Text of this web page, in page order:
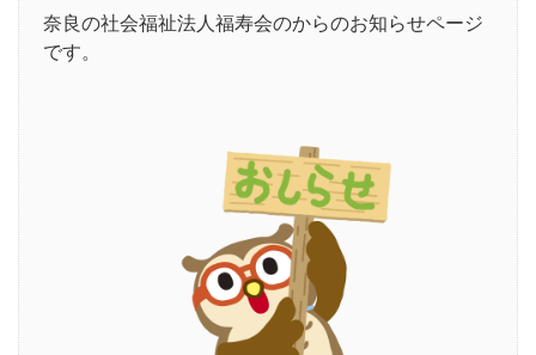
奈良の社会福祉法人福寿会のからのお知らせページ
です。